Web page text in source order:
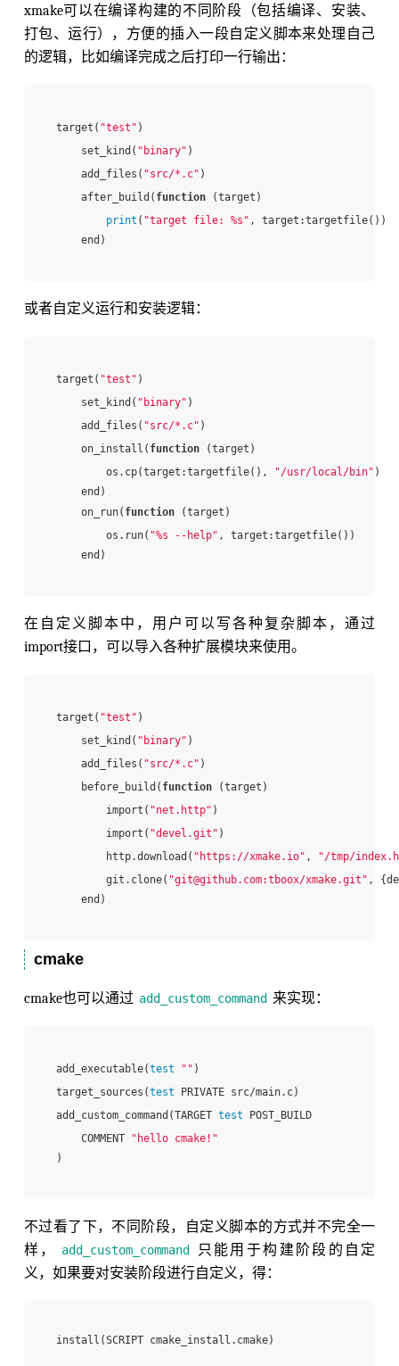
xmake可以在编译构建的不同阶段（包括编译、安装、
打包、运行），方便的插入一段自定义脚本来处理自己
的逻辑，比如编译完成之后打印一行输出：
target( "test" )
set_kind( "binary" )
add_files( "src/*.c" )
after_build( function (target)
print ( "target file: %s" , target:targetfile())
或者自定义运行和安装逻辑：
target( "test" )
set_kind( "binary" )
add_files( "src/*.c" )
on_install( function (target)
os.cp(target:targetfile(),
"/usr/local/bin" )
end)
on_run( function (target)
os.run( "%s --help" , target:targetfile())
在自定义脚本中，用户可以写各种复杂脚本，通过
import接口，可以导入各种扩展模块来使用。
target( "test" )
set_kind( "binary" )
add_files( "src/*.c" )
before_build( function (target)
import( "net.http" )
import( "devel.git" )
http.download( "https://xmake.io" ,
"/tmp/
git.clone( "git@github.com:tboox/xmake.git" ,
cmake
cmake也可以通过 add_custom_command 来实现：
add_executable(test "" )
target_sources(test PRIVATE src/main.c)
add_custom_command(TARGET test POST_BUILD
COMMENT
"hello cmake!"
不过看了下，不同阶段，自定义脚本的方式并不完全一
样，
add_custom_command
只能用于构建阶段的自定
义，如果要对安装阶段进行自定义，得：